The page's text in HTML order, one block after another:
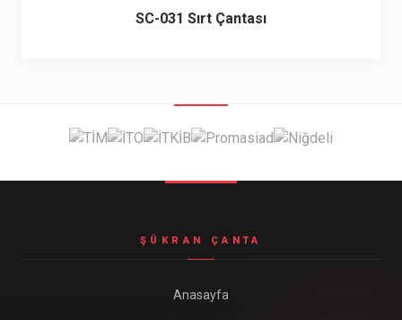
SC-031 Sırt Çantası
ŞÜKRAN ÇANTA
Anasayfa